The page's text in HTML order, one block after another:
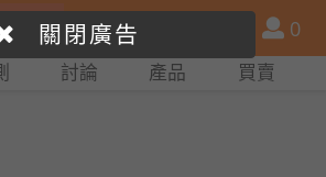
尋
產
品
比
會
員
0
討論 產品 買賣
關閉廣告